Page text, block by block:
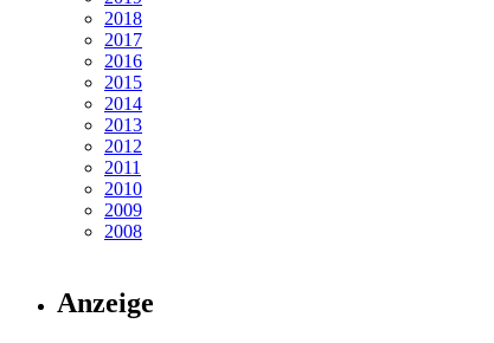
2018
2017
2016
2015
2014
2013
2012
2011
2010
2009
2008
Anzeige